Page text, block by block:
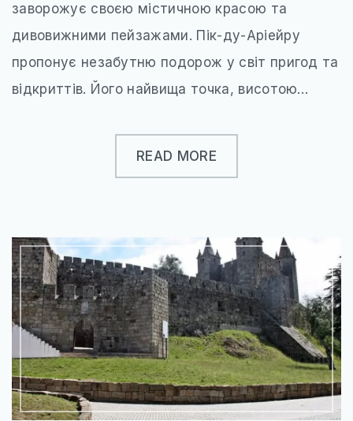
заворожує своєю містичною красою та
дивовижними пейзажами. Пік-ду-Аріейру
пропонує незабутню подорож у світ пригод та
відкриттів. Його найвища точка, висотою…
READ MORE